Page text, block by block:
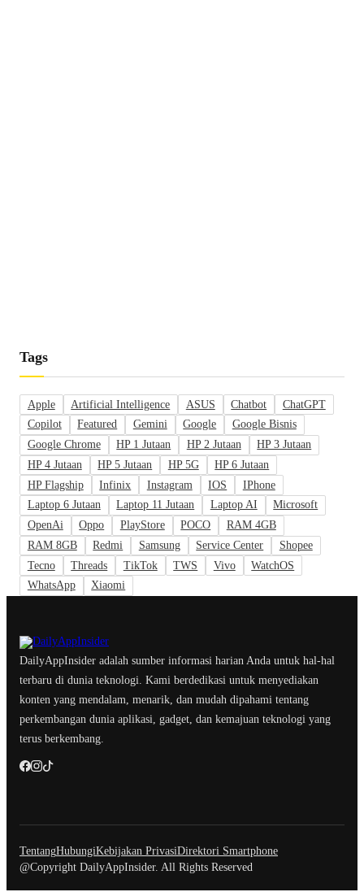
Tags
Apple Artificial Intelligence ASUS Chatbot
ChatGPT
Copilot
Featured Gemini Google
Google Bisnis
Google Chrome
HP 1 Jutaan HP 2 Jutaan
HP 3 Jutaan
HP 4 Jutaan
HP 5 Jutaan HP 5G
HP 6 Jutaan
HP Flagship
Infinix Instagram IOS
IPhone
Laptop 6 Jutaan
Laptop 11 Jutaan Laptop AI
Microsoft
OpenAi
Oppo PlayStore POCO
RAM 4GB
RAM 8GB
Redmi Samsung Service Center
Shopee
Tecno
Threads TikTok TWS Vivo
WatchOS
WhatsApp
Xiaomi
DailyAppInsider adalah sumber informasi harian Anda untuk hal-hal
terbaru di dunia teknologi. Kami berdedikasi untuk menyediakan
konten yang mendalam, menarik, dan mudah dipahami tentang
perkembangan dunia aplikasi, gadget, dan kemajuan teknologi yang
terus berkembang.
TentangHubungiKebijakan PrivasiDirektori Smartphone
@Copyright DailyAppInsider. All Rights Reserved